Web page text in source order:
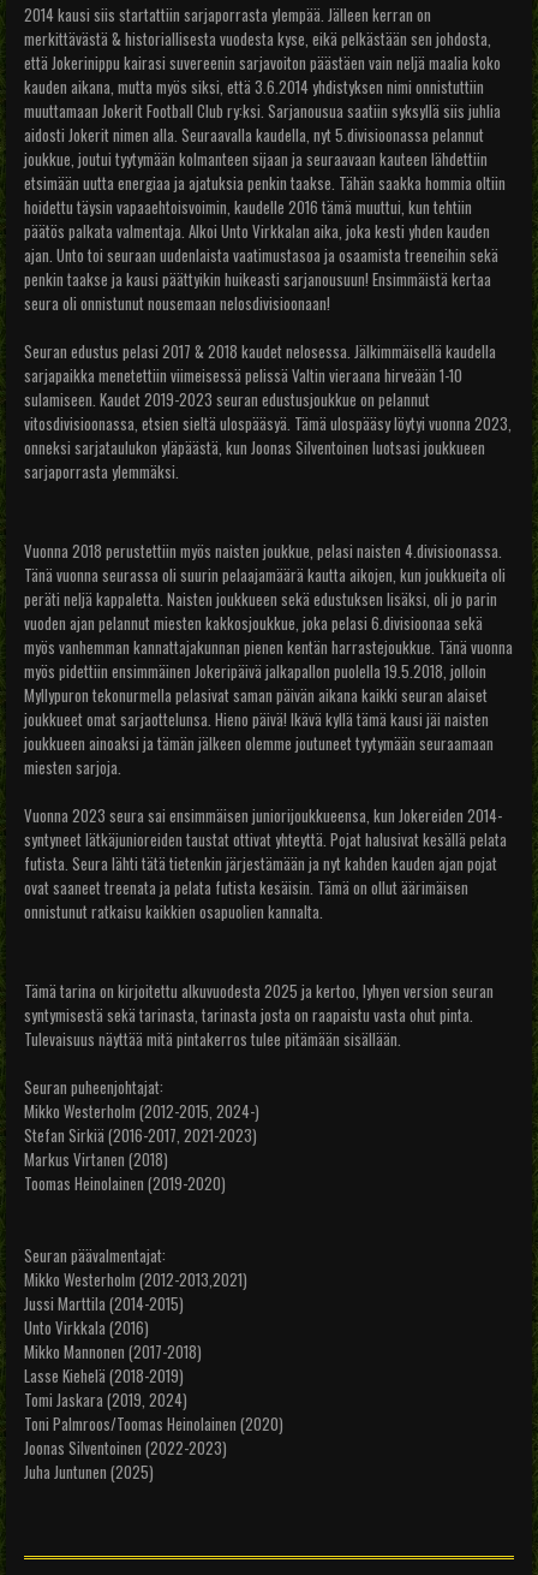
2014 kausi siis startattiin sarjaporrasta ylempää. Jälleen kerran on
merkittävästä & historiallisesta vuodesta kyse, eikä pelkästään sen johdosta,
että Jokerinippu kairasi suvereenin sarjavoiton päästäen vain neljä maalia koko
kauden aikana, mutta myös siksi, että 3.6.2014 yhdistyksen nimi onnistuttiin
muuttamaan Jokerit Football Club ry:ksi. Sarjanousua saatiin syksyllä siis juhlia
aidosti Jokerit nimen alla. Seuraavalla kaudella, nyt 5.divisioonassa pelannut
joukkue, joutui tyytymään kolmanteen sijaan ja seuraavaan kauteen lähdettiin
etsimään uutta energiaa ja ajatuksia penkin taakse. Tähän saakka hommia oltiin
hoidettu täysin vapaaehtoisvoimin, kaudelle 2016 tämä muuttui, kun tehtiin
päätös palkata valmentaja. Alkoi Unto Virkkalan aika, joka kesti yhden kauden
ajan. Unto toi seuraan uudenlaista vaatimustasoa ja osaamista treeneihin sekä
penkin taakse ja kausi päättyikin huikeasti sarjanousuun! Ensimmäistä kertaa
seura oli onnistunut nousemaan nelosdivisioonaan!
Seuran edustus pelasi 2017 & 2018 kaudet nelosessa. Jälkimmäisellä kaudella
sarjapaikka menetettiin viimeisessä pelissä Valtin vieraana hirveään 1-10
sulamiseen. Kaudet 2019-2023 seuran edustusjoukkue on pelannut
vitosdivisioonassa, etsien sieltä ulospääsyä. Tämä ulospääsy löytyi vuonna 2023,
onneksi sarjataulukon yläpäästä, kun Joonas Silventoinen luotsasi joukkueen
sarjaporrasta ylemmäksi.
Vuonna 2018 perustettiin myös naisten joukkue, pelasi naisten 4.divisioonassa.
Tänä vuonna seurassa oli suurin pelaajamäärä kautta aikojen, kun joukkueita oli
peräti neljä kappaletta. Naisten joukkueen sekä edustuksen lisäksi, oli jo parin
vuoden ajan pelannut miesten kakkosjoukkue, joka pelasi 6.divisioonaa sekä
myös vanhemman kannattajakunnan pienen kentän harrastejoukkue. Tänä vuonna
myös pidettiin ensimmäinen Jokeripäivä jalkapallon puolella 19.5.2018, jolloin
Myllypuron tekonurmella pelasivat saman päivän aikana kaikki seuran alaiset
joukkueet omat sarjaottelunsa. Hieno päivä! Ikävä kyllä tämä kausi jäi naisten
joukkueen ainoaksi ja tämän jälkeen olemme joutuneet tyytymään seuraamaan
miesten sarjoja.
Vuonna 2023 seura sai ensimmäisen juniorijoukkueensa, kun Jokereiden 2014-
syntyneet lätkäjunioreiden taustat ottivat yhteyttä. Pojat halusivat kesällä pelata
futista. Seura lähti tätä tietenkin järjestämään ja nyt kahden kauden ajan pojat
ovat saaneet treenata ja pelata futista kesäisin. Tämä on ollut äärimäisen
onnistunut ratkaisu kaikkien osapuolien kannalta.
Tämä tarina on kirjoitettu alkuvuodesta 2025 ja kertoo, lyhyen version seuran
syntymisestä sekä tarinasta, tarinasta josta on raapaistu vasta ohut pinta.
Tulevaisuus näyttää mitä pintakerros tulee pitämään sisällään.
Seuran puheenjohtajat:
Mikko Westerholm (2012-2015, 2024-)
Stefan Sirkiä (2016-2017, 2021-2023)
Markus Virtanen (2018)
Toomas Heinolainen (2019-2020)
Seuran päävalmentajat:
Mikko Westerholm (2012-2013,2021)
Jussi Marttila (2014-2015)
Unto Virkkala (2016)
Mikko Mannonen (2017-2018)
Lasse Kiehelä (2018-2019)
Tomi Jaskara (2019, 2024)
Toni Palmroos/Toomas Heinolainen (2020)
Joonas Silventoinen (2022-2023)
Juha Juntunen (2025)